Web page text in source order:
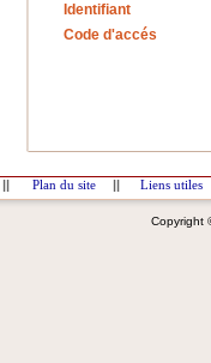
Identifiant
Code d'accés
|| Plan du site || Liens utiles
Copyright